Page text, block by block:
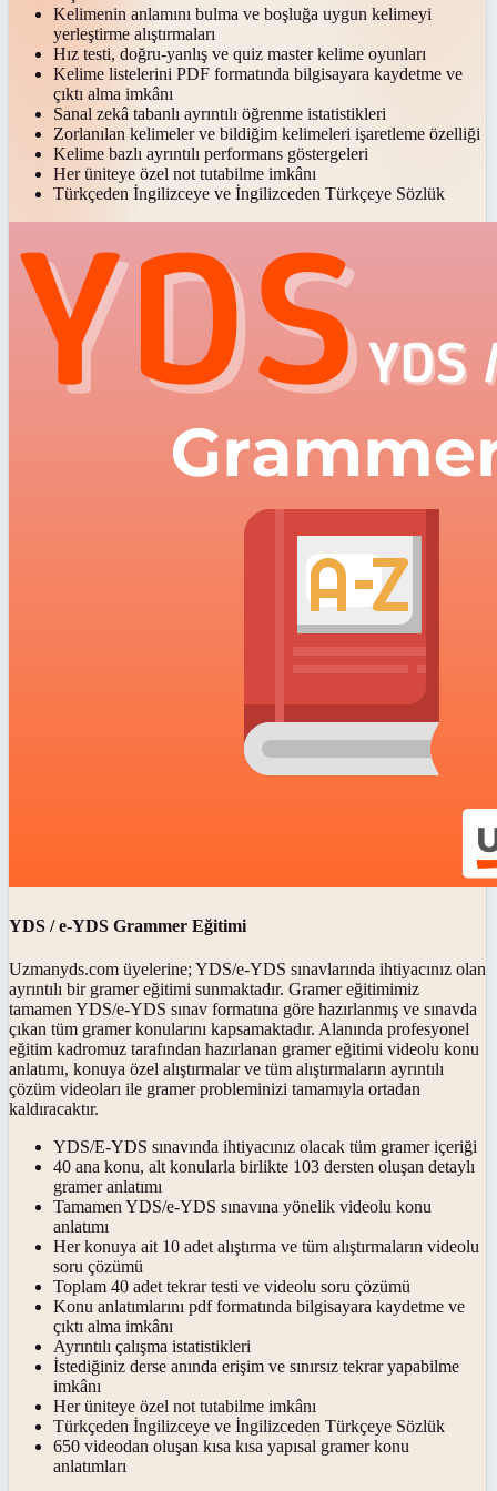
Kelimenin anlamını bulma ve boşluğa uygun kelimeyi
yerleştirme alıştırmaları
Hız testi, doğru-yanlış ve quiz master kelime oyunları
Kelime listelerini PDF formatında bilgisayara kaydetme ve
çıktı alma imkânı
Sanal zekâ tabanlı ayrıntılı öğrenme istatistikleri
Zorlanılan kelimeler ve bildiğim kelimeleri işaretleme özelliği
Kelime bazlı ayrıntılı performans göstergeleri
Her üniteye özel not tutabilme imkânı
Türkçeden İngilizceye ve İngilizceden Türkçeye Sözlük
YDS / e-YDS Grammer Eğitimi
Uzmanyds.com üyelerine; YDS/e-YDS sınavlarında ihtiyacınız olan
ayrıntılı bir gramer eğitimi sunmaktadır. Gramer eğitimimiz
tamamen YDS/e-YDS sınav formatına göre hazırlanmış ve sınavda
çıkan tüm gramer konularını kapsamaktadır. Alanında profesyonel
eğitim kadromuz tarafından hazırlanan gramer eğitimi videolu konu
anlatımı, konuya özel alıştırmalar ve tüm alıştırmaların ayrıntılı
çözüm videoları ile gramer probleminizi tamamıyla ortadan
kaldıracaktır.
YDS/E-YDS sınavında ihtiyacınız olacak tüm gramer içeriği
40 ana konu, alt konularla birlikte 103 dersten oluşan detaylı
gramer anlatımı
Tamamen YDS/e-YDS sınavına yönelik videolu konu
anlatımı
Her konuya ait 10 adet alıştırma ve tüm alıştırmaların videolu
soru çözümü
Toplam 40 adet tekrar testi ve videolu soru çözümü
Konu anlatımlarını pdf formatında bilgisayara kaydetme ve
çıktı alma imkânı
Ayrıntılı çalışma istatistikleri
İstediğiniz derse anında erişim ve sınırsız tekrar yapabilme
imkânı
Her üniteye özel not tutabilme imkânı
Türkçeden İngilizceye ve İngilizceden Türkçeye Sözlük
650 videodan oluşan kısa kısa yapısal gramer konu
anlatımları